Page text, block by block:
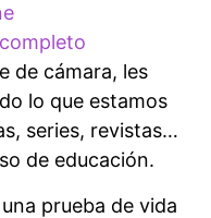
de cámara, les
lo que estamos
series, revistas…
de educación.
prueba de vida